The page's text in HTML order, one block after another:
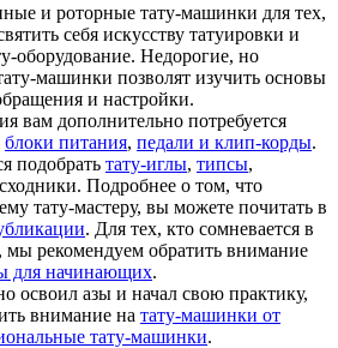
и роторные тату-машинки для тех,
себя искусству татуировки и
оборудование. Недорогие, но
машинки позволят изучить основы
и настройки.
вам дополнительно потребуется
блоки питания, педали и клип-корды.
подобрать тату-иглы, типсы,
Подробнее о том, что
тату-мастеру, вы можете почитать в
. Для тех, кто сомневается в
мы рекомендуем обратить внимание
для начинающих.
освоил азы и начал свою практику,
внимание на тату-машинки от
тату-машинки.